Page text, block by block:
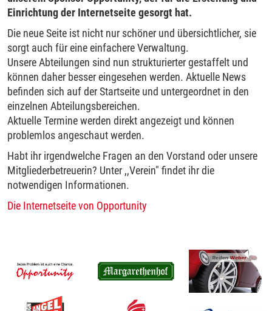
Einrichtung der Internetseite gesorgt hat.
Die neue Seite ist nicht nur schöner und übersichtlicher, sie
sorgt auch für eine einfachere Verwaltung.
Unsere Abteilungen sind nun strukturierter gestaffelt und
können daher besser eingesehen werden. Aktuelle News
befinden sich auf der Startseite und untergeordnet in den
einzelnen Abteilungsbereichen.
Aktuelle Termine werden direkt angezeigt und können
problemlos angeschaut werden.
Habt ihr irgendwelche Fragen an den Vorstand oder unsere
Mitgliederbetreuerin? Unter ,,Verein" findet ihr die
notwendigen Informationen.
Die Internetseite von Opportunity